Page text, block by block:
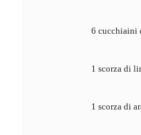
6 cucchiaini
1 scorza di
1 scorza di